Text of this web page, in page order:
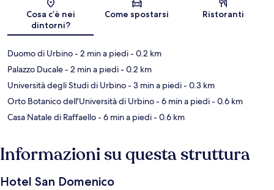
Mappa
Cosa c’è nei
dintorni?
Come spostarsi Ristoranti
Duomo di Urbino- 2 min a piedi- 0.2 km
Palazzo Ducale- 2 min a piedi- 0.2 km
Università degli Studi di Urbino- 3 min a piedi- 0.3 km
Orto Botanico dell'Università di Urbino- 6 min a piedi- 0.6 km
Casa Natale di Raffaello- 6 min a piedi- 0.6 km
Informazioni su questa struttura
Hotel San Domenico